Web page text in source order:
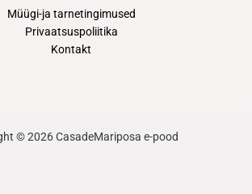
Müügi-ja tarnetingimused
Privaatsuspoliitika
Kontakt
© 2026 CasadeMariposa e-pood